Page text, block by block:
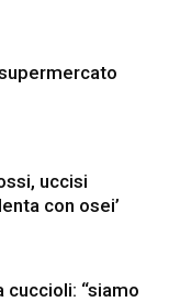
uccisi
con osei’
“siamo